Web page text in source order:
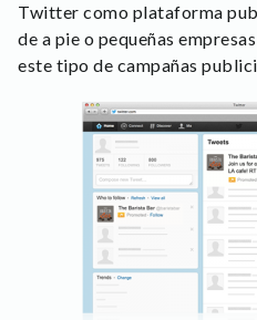
Twitter como plataforma
de a pie o pequeñas
este tipo de campañas